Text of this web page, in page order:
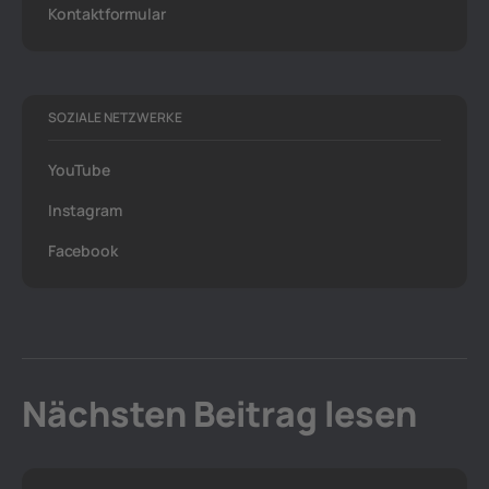
Kontaktformular
SOZIALE NETZWERKE
YouTube
Instagram
Facebook
Nächsten Beitrag lesen